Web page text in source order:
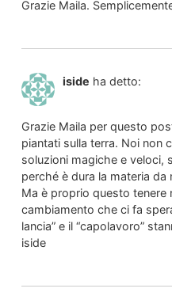
Grazie Maila.
iside ha detto:
Grazie Maila per questo
piantati sulla terra. Noi non
soluzioni magiche e veloci,
perché è dura la materia
Ma è proprio questo tenere
cambiamento che ci fa
lancia” e il “capolavoro”
iside